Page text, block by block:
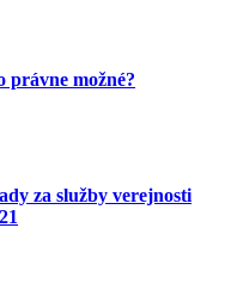
právne možné?
za služby verejnosti